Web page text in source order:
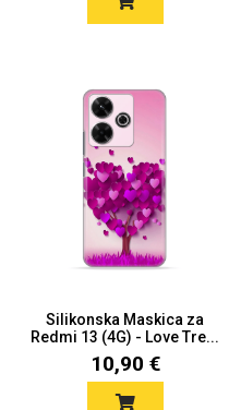
Silikonska Maskica za
Redmi 13 (4G) - Love Tre...
10,90 €
Doodles
Monogrami